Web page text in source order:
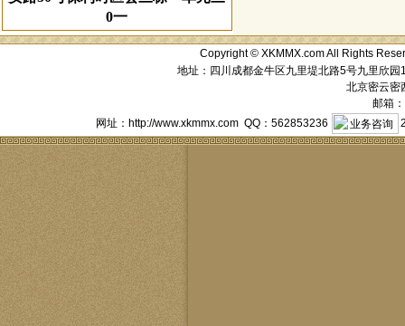
0一
Copyright © XKMMX.com All Rights
地址：四川成都金牛区九里堤北路5号九里欣
北京密云密
邮箱
网址：http://www.xkmmx.com QQ：562853236